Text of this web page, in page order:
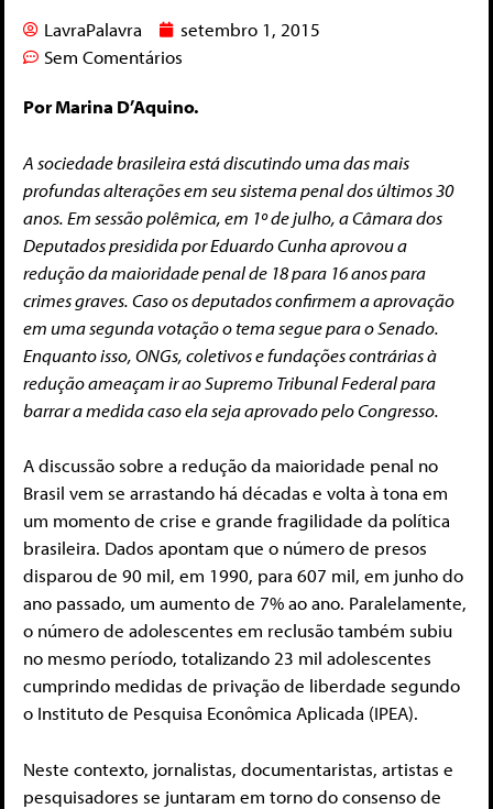
LavraPalavra
setembro 1, 2015
Sem Comentários
Por Marina D’Aquino.
A sociedade brasileira está discutindo uma das mais
profundas alterações em seu sistema penal dos últimos 30
anos. Em sessão polêmica, em 1º de julho, a Câmara dos
Deputados presidida por Eduardo Cunha aprovou a
redução da maioridade penal de 18 para 16 anos para
crimes graves.Caso os deputados confirmem a aprovação
em uma segunda votação o tema segue para o Senado.
Enquanto isso, ONGs, coletivos e fundações contrárias à
redução ameaçam ir ao Supremo Tribunal Federal para
barrar a medida caso ela seja aprovado pelo Congresso.
A discussão sobre a redução da maioridade penal no
Brasil vem se arrastando há décadas e volta à tona em
um momento de crise e grande fragilidade da política
brasileira. Dados apontam que o número de presos
disparou de 90 mil, em 1990, para 607 mil, em junho do
ano passado, um aumento de 7% ao ano. Paralelamente,
o número de adolescentes em reclusão também subiu
no mesmo período, totalizando 23 mil adolescentes
cumprindo medidas de privação de liberdade segundo
o Instituto de Pesquisa Econômica Aplicada (IPEA).
Neste contexto, jornalistas, documentaristas, artistas e
pesquisadores se juntaram em torno do consenso de